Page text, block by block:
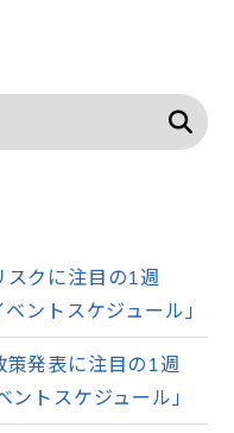
スクに注目の1週
ントスケジュール」
策発表に注目の1週
トスケジュール」